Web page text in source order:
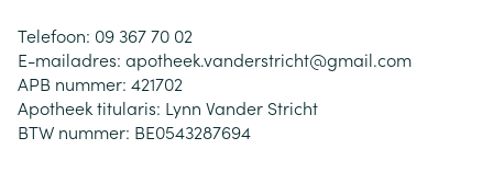
Telefoon: 09 367 70 02
E-mailadres: apotheek.vanderstricht@gmail.com
APB nummer: 421702
Apotheek titularis: Lynn Vander Stricht
BTW nummer: BE0543287694